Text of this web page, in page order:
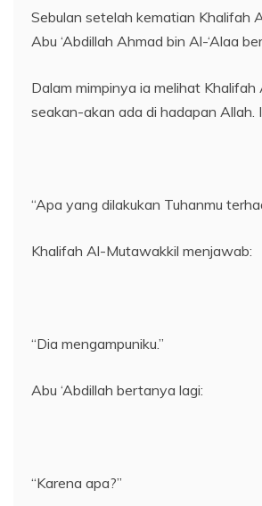
Sebulan setelah kematian Khalifah
Abu ‘Abdillah Ahmad bin Al-‘Alaa
Dalam mimpinya ia melihat
seakan-akan ada di hadapan Allah.
“Apa yang dilakukan Tuhanmu
Khalifah Al-Mutawakkil menjawab:
“Dia mengampuniku.”
Abu ‘Abdillah bertanya lagi:
“Karena apa?”